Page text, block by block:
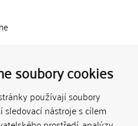
soubory cookies
používají soubory
sledovací nástroje s cílem
k
not